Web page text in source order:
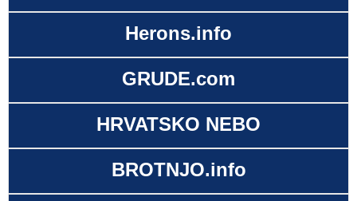
Herons.info
GRUDE.com
HRVATSKO NEBO
BROTNJO.info